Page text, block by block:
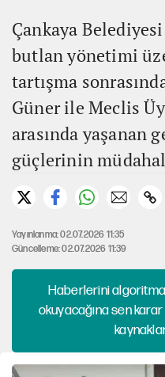
Çankaya
butlan yönetimi
tartışma
Güner ile Meclis
arasında yaşanan
güçlerinin
Yayınlanma: 02.07.2026 11:35
Güncelleme: 02.07.2026 11:39
Haberlerini
okuyacağına sen